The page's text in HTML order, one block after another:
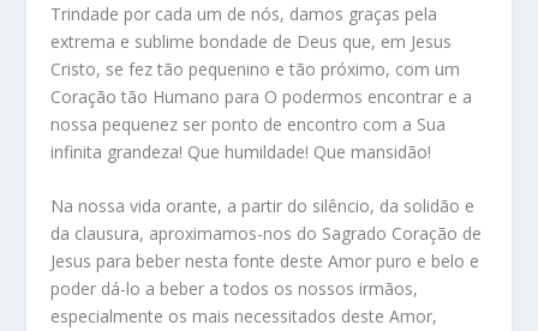
Trindade por cada um de nós, damos graças pela
extrema e sublime bondade de Deus que, em Jesus
Cristo, se fez tão pequenino e tão próximo, com um
Coração tão Humano para O podermos encontrar e a
nossa pequenez ser ponto de encontro com a Sua
infinita grandeza! Que humildade! Que mansidão!
Na nossa vida orante, a partir do silêncio, da solidão e
da clausura, aproximamos-nos do Sagrado Coração de
Jesus para beber nesta fonte deste Amor puro e belo e
poder dá-lo a beber a todos os nossos irmãos,
especialmente os mais necessitados deste Amor,